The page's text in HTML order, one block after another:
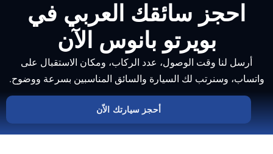
احجز سائقك العربي في
بويرتو بانوس الآن
لنا وقت الوصول، عدد الركاب، ومكان الاستقبال على
وسنرتب لك السيارة والسائق المناسبين بسرعة ووضوح.
أحجز سيارتك الاّن